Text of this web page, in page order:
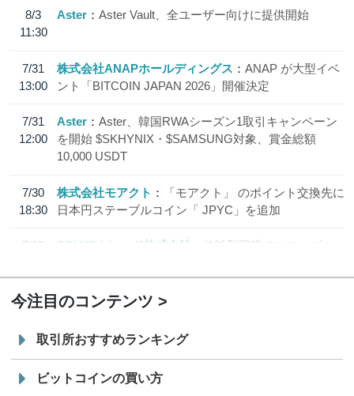
8/3
11:30
Aster Aster Vault、全ユーザー向けに提供開始
7/31
13:00
株式会社ANAPホールディングス
ANAP が大型イベ
ント「BITCOIN JAPAN 2026」開催決定
7/31
12:00
Aster
Aster、韓国RWAシーズン1取引キャンペーン
を開始 $SKHYNIX・$SAMSUNG対象、賞金総額
10,000 USDT
7/30
18:30
株式会社モアクト
「モアクト」 のポイント交換先に
日本円ステーブルコイン「 JPYC」を追加
7/29
SBI VCトレード株式会社
信託型円建てステーブル
今注目のコンテンツ
取引所おすすめランキング
ビットコインの買い方